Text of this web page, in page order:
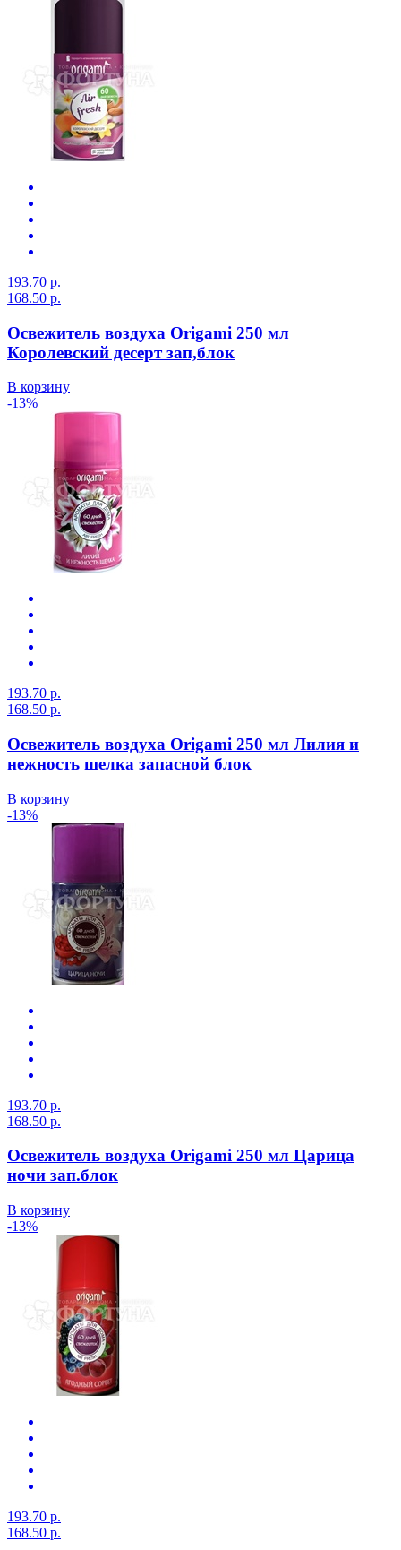
193.70 р.
168.50 р.
Освежитель воздуха Origami 250 мл
Королевский десерт зап,блок
В корзину
-13%
193.70 р.
168.50 р.
Освежитель воздуха Origami 250 мл Лилия и
нежность шелка запасной блок
В корзину
-13%
193.70 р.
168.50 р.
Освежитель воздуха Origami 250 мл Царица
ночи зап.блок
В корзину
-13%
193.70 р.
168.50 р.